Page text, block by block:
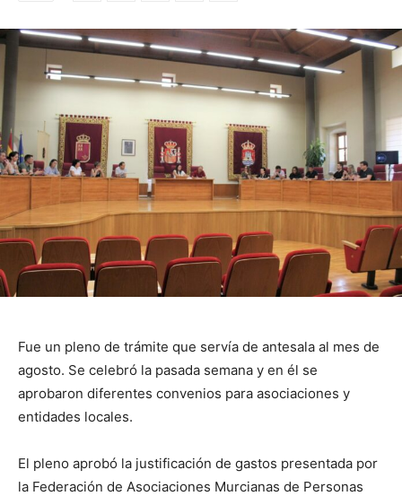
Fue un pleno de trámite que servía de antesala al mes de
agosto. Se celebró la pasada semana y en él se
aprobaron diferentes convenios para asociaciones y
entidades locales.
El pleno aprobó la justificación de gastos presentada por
la Federación de Asociaciones Murcianas de Personas